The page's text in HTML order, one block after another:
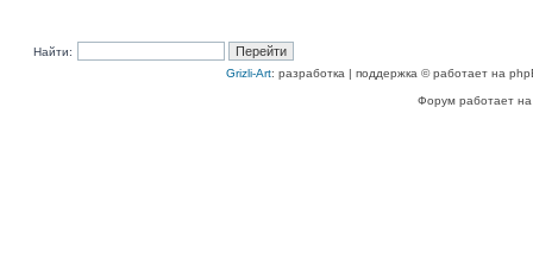
Найти:
Grizli-Art: разработка | поддержка © работает на
Форум работает